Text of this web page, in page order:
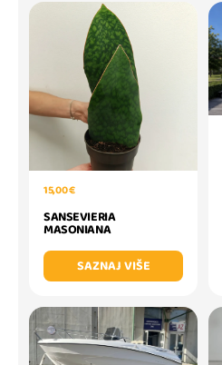
15,00 €
SANSEVIERIA
MASONIANA
SAZNAJ VIŠE